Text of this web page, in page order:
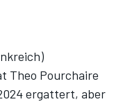
Theo Pourchaire
ergattert, aber